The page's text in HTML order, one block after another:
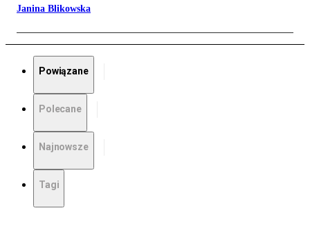
Janina Blikowska
Powiązane
Polecane
Najnowsze
Tagi